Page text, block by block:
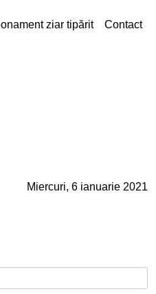
ziar tipărit Contact
Miercuri, 6 ianuarie 2021